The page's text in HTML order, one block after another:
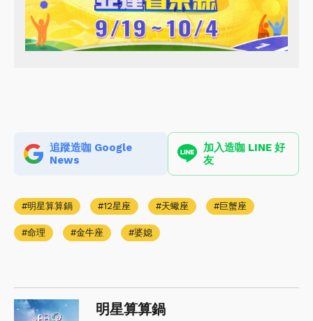
追蹤造咖 Google
News
加入造咖 LINE 好
友
明星算算鍋 12星座 天蠍座 巨蟹座
命理 金牛座 婆媳
明星算算鍋